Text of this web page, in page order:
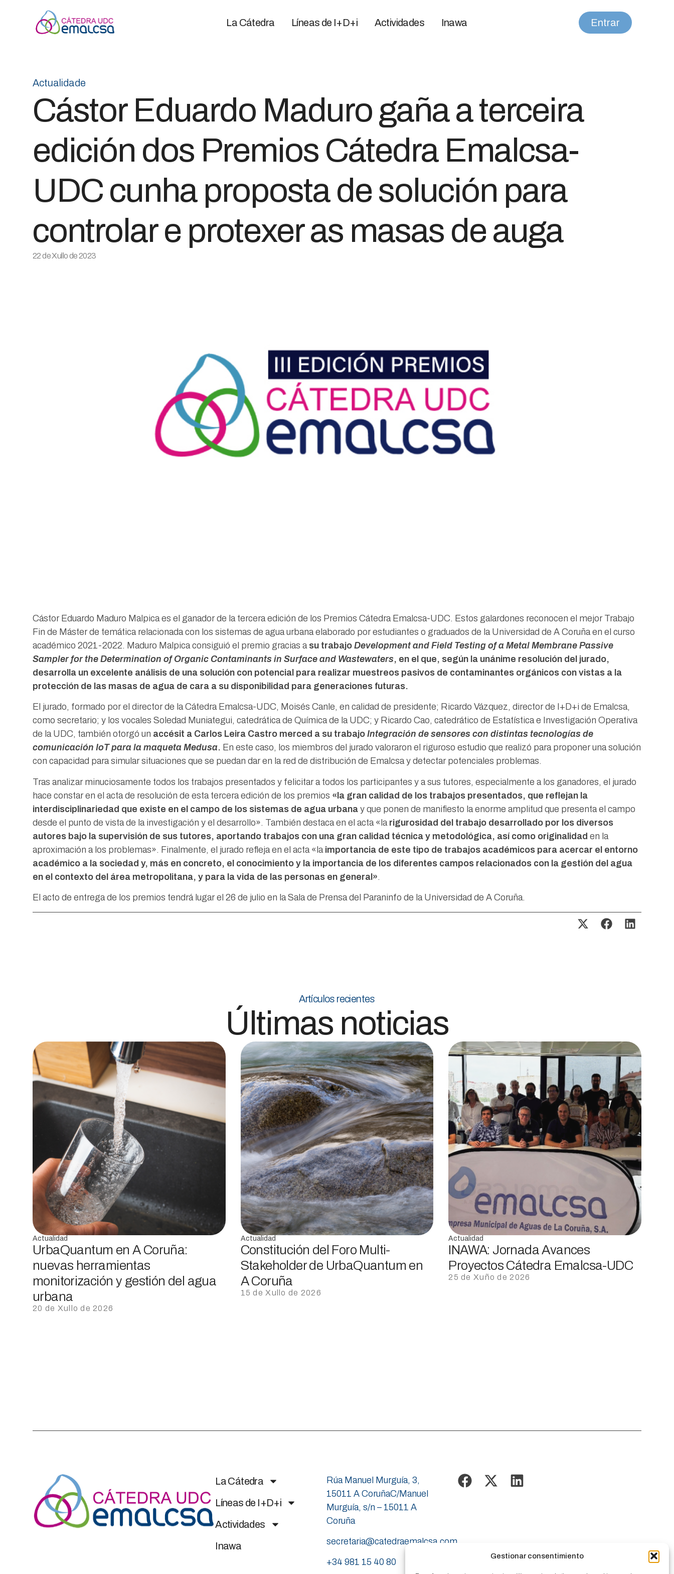
Gestionar consentimiento
La Cátedra Líneas de I+D+i Actividades Inawa Entrar
Actualidade
Cástor Eduardo Maduro gaña a terceira
edición dos Premios Cátedra Emalcsa-
UDC cunha proposta de solución para
controlar e protexer as masas de auga
22 de Xullo de 2023
Cástor Eduardo Maduro Malpica es el ganador de la tercera edición de los Premios Cátedra Emalcsa-UDC. Estos galardones reconocen el mejor Trabajo
Fin de Máster de temática relacionada con los sistemas de agua urbana elaborado por estudiantes o graduados de la Universidad de A Coruña en el curso
académico 2021-2022. Maduro Malpica consiguió el premio gracias a su trabajo Development and Field Testing of a Metal Membrane Passive
Sampler for the Determination of Organic Contaminants in Surface and Wastewaters, en el que, según la unánime resolución del jurado,
desarrolla un excelente análisis de una solución con potencial para realizar muestreos pasivos de contaminantes orgánicos con vistas a la
protección de las masas de agua de cara a su disponibilidad para generaciones futuras.
El jurado, formado por el director de la Cátedra Emalcsa-UDC, Moisés Canle, en calidad de presidente; Ricardo Vázquez, director de I+D+i de Emalcsa,
como secretario; y los vocales Soledad Muniategui, catedrática de Química de la UDC; y Ricardo Cao, catedrático de Estatística e Investigación Operativa
de la UDC, también otorgó un accésit a Carlos Leira Castro merced a su trabajo Integración de sensores con distintas tecnologías de
comunicación IoT para la maqueta Medusa. En este caso, los miembros del jurado valoraron el riguroso estudio que realizó para proponer una solución
con capacidad para simular situaciones que se puedan dar en la red de distribución de Emalcsa y detectar potenciales problemas.
Tras analizar minuciosamente todos los trabajos presentados y felicitar a todos los participantes y a sus tutores, especialmente a los ganadores, el jurado
hace constar en el acta de resolución de esta tercera edición de los premios «la gran calidad de los trabajos presentados, que reflejan la
interdisciplinariedad que existe en el campo de los sistemas de agua urbana y que ponen de manifiesto la enorme amplitud que presenta el campo
desde el punto de vista de la investigación y el desarrollo». También destaca en el acta «la rigurosidad del trabajo desarrollado por los diversos
autores bajo la supervisión de sus tutores, aportando trabajos con una gran calidad técnica y metodológica, así como originalidad en la
aproximación a los problemas». Finalmente, el jurado refleja en el acta «la importancia de este tipo de trabajos académicos para acercar el entorno
académico a la sociedad y, más en concreto, el conocimiento y la importancia de los diferentes campos relacionados con la gestión del agua
en el contexto del área metropolitana, y para la vida de las personas en general».
El acto de entrega de los premios tendrá lugar el 26 de julio en la Sala de Prensa del Paraninfo de la Universidad de A Coruña.
Artículos recientes
Últimas noticias
Actualidad
UrbaQuantum en A Coruña:
nuevas herramientas
monitorización y gestión del agua
urbana
20 de Xullo de 2026
Actualidad
Constitución del Foro Multi-
Stakeholder de UrbaQuantum en
A Coruña
15 de Xullo de 2026
Actualidad
INAWA: Jornada Avances
Proyectos Cátedra Emalcsa-UDC
25 de Xuño de 2026
La Cátedra
Líneas de I+D+i
Actividades
Inawa
Rúa Manuel Murguía, 3,
15011 A CoruñaC/Manuel
Murguía, s/n – 15011 A
Coruña
secretaria@catedraemalcsa.com
+34 981 15 40 80